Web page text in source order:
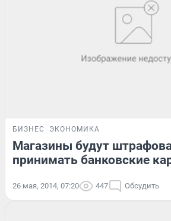
БИЗНЕС ЭКОНОМИКА
Магазины будут
принимать банковские
26 мая, 2014, 07:20 447 Обсудить